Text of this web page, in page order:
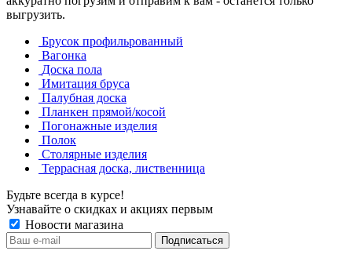
выгрузить.
Брусок профильрованный
Вагонка
Доска пола
Имитация бруса
Палубная доска
Планкен прямой/косой
Погонажные изделия
Полок
Столярные изделия
Террасная доска, лиственница
Будьте всегда в курсе!
Узнавайте о скидках и акциях первым
Новости магазина